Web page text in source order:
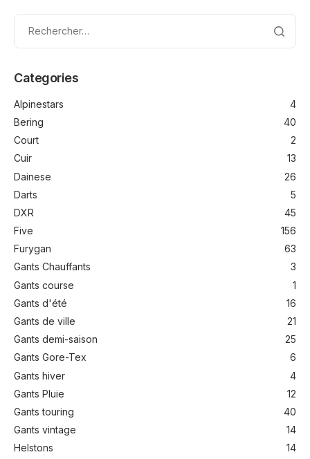
Categories
Alpinestars
4
Bering
40
Court
2
Cuir
13
Dainese
26
Darts
5
DXR
45
Five
156
Furygan
63
Gants Chauffants
3
Gants course
1
Gants d'été
16
Gants de ville
21
Gants demi-saison
25
Gants Gore-Tex
6
Gants hiver
4
Gants Pluie
12
Gants touring
40
Gants vintage
14
Helstons
14